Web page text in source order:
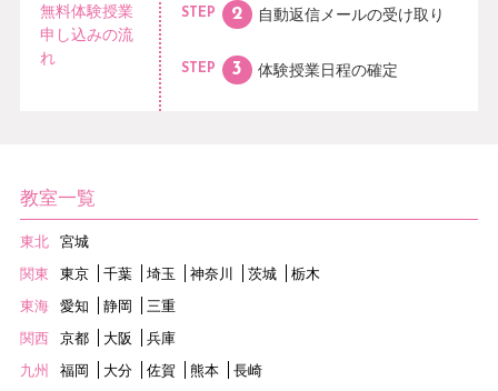
無料体験授業
申し込みの流
れ
STEP 自動返信メールの受け取り
STEP 体験授業日程の確定
教室一覧
東北
宮城
関東
東京 千葉 埼玉 神奈川 茨城
栃木
東海
愛知 静岡
三重
関西
京都 大阪
兵庫
九州
福岡 大分 佐賀 熊本
長崎